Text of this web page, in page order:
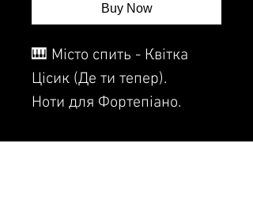
Buy Now
🎹 Місто спить - Квітка
Цісик (Де ти тепер).
Ноти для Фортепіано.